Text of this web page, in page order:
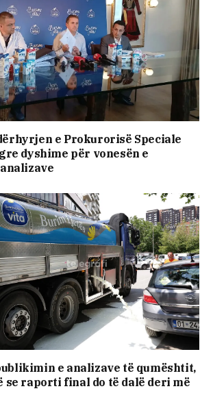
e Prokurorisë Speciale
dyshime për vonesën e
e analizave të qumështit,
raporti final do të dalë deri më